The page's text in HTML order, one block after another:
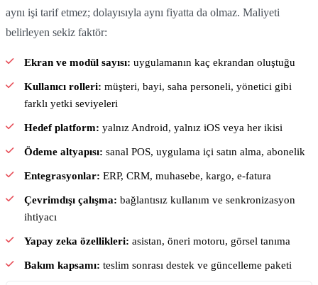
aynı işi tarif etmez; dolayısıyla aynı fiyatta da olmaz. Maliyeti
belirleyen sekiz faktör:
Ekran ve modül sayısı: uygulamanın kaç ekrandan oluştuğu
Kullanıcı rolleri: müşteri, bayi, saha personeli, yönetici gibi
farklı yetki seviyeleri
Hedef platform: yalnız Android, yalnız iOS veya her ikisi
Ödeme altyapısı: sanal POS, uygulama içi satın alma, abonelik
Entegrasyonlar: ERP, CRM, muhasebe, kargo, e-fatura
Çevrimdışı çalışma: bağlantısız kullanım ve senkronizasyon
ihtiyacı
Yapay zeka özellikleri: asistan, öneri motoru, görsel tanıma
Bakım kapsamı: teslim sonrası destek ve güncelleme paketi